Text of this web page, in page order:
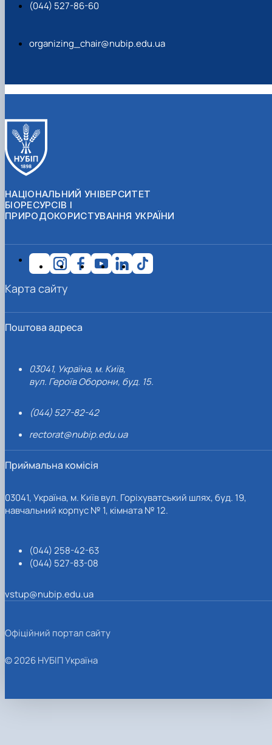
(044) 527-86-60
organizing_chair@nubip.edu.ua
НАЦІОНАЛЬНИЙ УНІВЕРСИТЕТ
БІОРЕСУРСІВ І
ПРИРОДОКОРИСТУВАННЯ УКРАЇНИ
Поштова адреса
03041, Україна, м. Київ,
вул. Героїв Оборони, буд. 15.
(044) 527-82-42
rectorat@nubip.edu.ua
Приймальна комісія
03041, Україна, м. Київ вул. Горіхуватський шлях, буд. 19,
навчальний корпус № 1, кімната № 12.
(044) 258-42-63
(044) 527-83-08
vstup@nubip.edu.ua
Карта сайту
Офіційний портал сайту
© 2026 НУБІП Україна